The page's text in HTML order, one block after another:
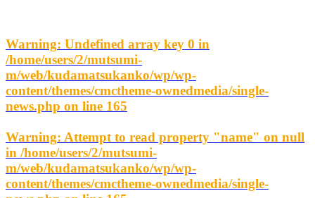
Warning: Undefined array key 0 in
/home/users/2/mutsumi-
m/web/kudamatsukanko/wp/wp-
content/themes/cmctheme-ownedmedia/single-
news.php on line 165
Warning: Attempt to read property "name" on null
in /home/users/2/mutsumi-
m/web/kudamatsukanko/wp/wp-
content/themes/cmctheme-ownedmedia/single-